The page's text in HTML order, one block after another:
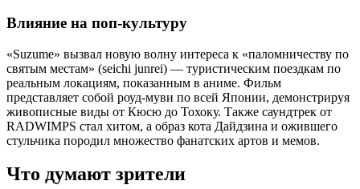
Влияние на поп-культуру
«Suzume» вызвал новую волну интереса к «паломничеству по
святым местам» (seichi junrei) — туристическим поездкам по
реальным локациям, показанным в аниме. Фильм
представляет собой роуд-муви по всей Японии, демонстрируя
живописные виды от Кюсю до Тохоку. Также саундтрек от
RADWIMPS стал хитом, а образ кота Дайдзина и ожившего
стульчика породил множество фанатских артов и мемов.
Что думают зрители